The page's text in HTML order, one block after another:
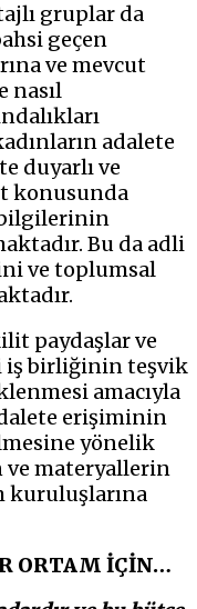
gruplar da
geçen
ve mevcut
nasıl
adalete
duyarlı ve
konusunda
bilgilerinin
Bu da adli
ve toplumsal
paydaşlar ve
iş birliğinin teşvik
amacıyla
erişiminin
yönelik
ve materyallerin
ORTAM İÇİN…